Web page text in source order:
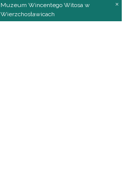
Muzeum Wincentego Witosa w
Wierzchosławicach